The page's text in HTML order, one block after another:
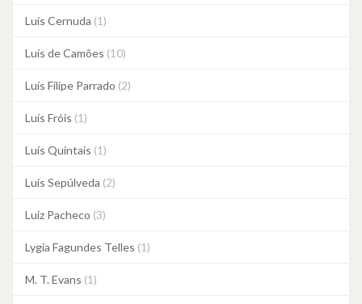
Luis Cernuda (1)
Luís de Camões (10)
Luís Filipe Parrado (2)
Luís Fróis (1)
Luís Quintais (1)
Luis Sepúlveda (2)
Luiz Pacheco (3)
Lygia Fagundes Telles (1)
M. T. Evans (1)